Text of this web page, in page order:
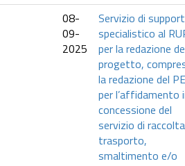
08-
09-
2025
Servizio di
specialistico al
per la redazione
progetto,
la redazione del
per l’affidamento
concessione del
servizio di
trasporto,
smaltimento e/o